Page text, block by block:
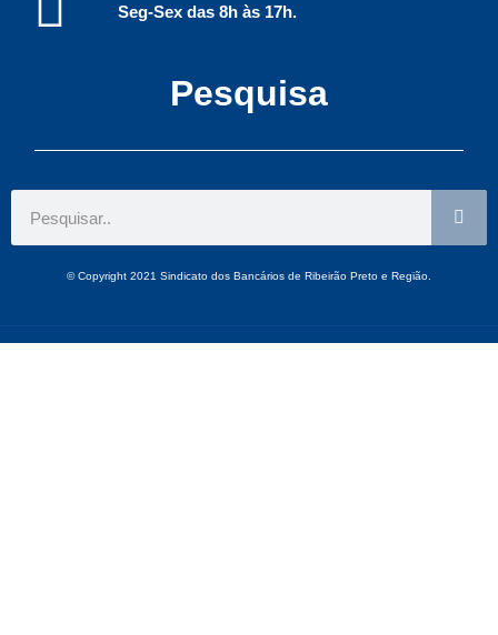
Seg-Sex das 8h às 17h.
Pesquisa
© Copyright 2021 Sindicato dos Bancários de Ribeirão Preto e Região.